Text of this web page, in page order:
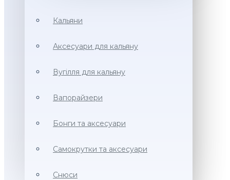
Кальяни
Аксесуари для кальяну
Вугілля для кальяну
Вапорайзери
Бонги та аксесуари
Самокрутки та аксесуари
Снюси